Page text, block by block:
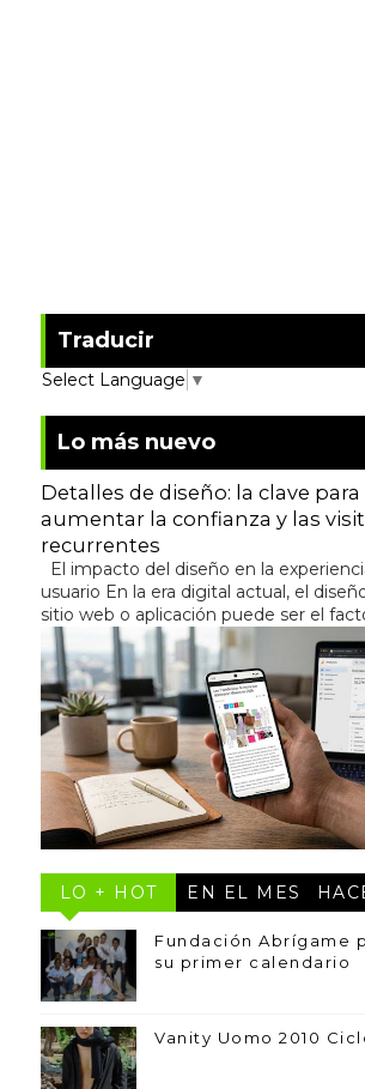
Traducir
Select Language ▼
Lo más nuevo
Detalles de diseño: la clave para
aumentar la confianza y las
recurrentes
El impacto del diseño en la
usuario En la era digital actual, el
sitio web o aplicación puede ser el
LO + HOT EN EL MES
Fundación Abrígame
su primer calendario
Vanity Uomo 2010